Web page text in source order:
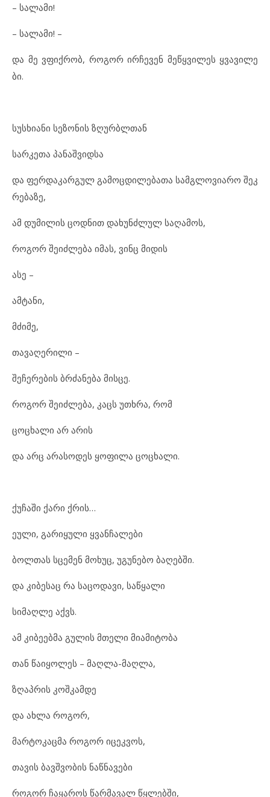
– სალამი!
– სალამი! –
და მე ვფიქრობ, როგორ ირჩევენ მეწყვილეს ყვავილე
ბი.
სუსხიანი სეზონის ზღურბლთან
სარკეთა პანაშვიდსა
და ფერდაკარგულ გამოცდილებათა სამგლოვიარო შეკ
რებაზე,
ამ დუმილის ცოდნით დახუნძლულ საღამოს,
როგორ შეიძლება იმას, ვინც მიდის
ასე –
ამტანი,
მძიმე,
თავაღერილი –
შეჩერების ბრძანება მისცე.
როგორ შეიძლება, კაცს უთხრა, რომ
ცოცხალი არ არის
და არც არასოდეს ყოფილა ცოცხალი.
ქუჩაში ქარი ქრის…
ეული, გარიყული ყვანჩალები
ბოლთას სცემენ მოხუც, უგუნებო ბაღებში.
და კიბესაც რა საცოდავი, საწყალი
სიმაღლე აქვს.
ამ კიბეებმა გულის მთელი მიამიტობა
თან წაიყოლეს – მაღლა-მაღლა,
ზღაპრის კოშკამდე
და ახლა როგორ,
მარტოკაცმა როგორ იცეკვოს,
თავის ბავშვობის ნაწნავები
როგორ ჩაყაროს წარმავალ წყლებში,